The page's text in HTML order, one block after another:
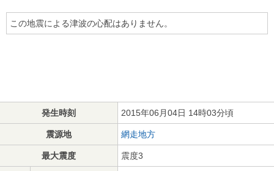
この地震による津波の心配はありません。
発生時刻 2015年06月04日 14時03分頃
震源地 網走地方
最大震度 震度3